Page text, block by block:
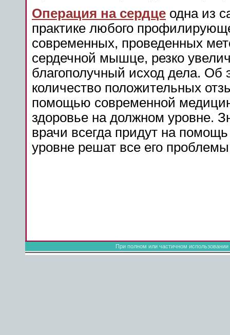
Операция на сердце одна из
практике любого
современных, проведенных
сердечной мышце, резко
благополучный исход дела. Об
количество положительных
помощью современной
здоровье на должном уровне.
врачи всегда придут на
уровне решат все его
При полном или частичном